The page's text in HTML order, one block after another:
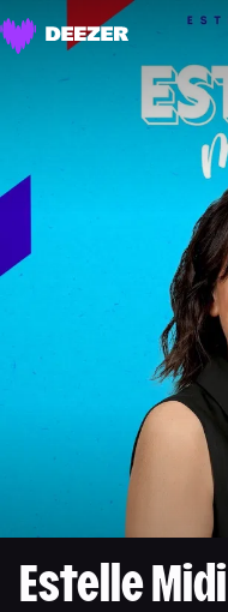
Estelle Midi